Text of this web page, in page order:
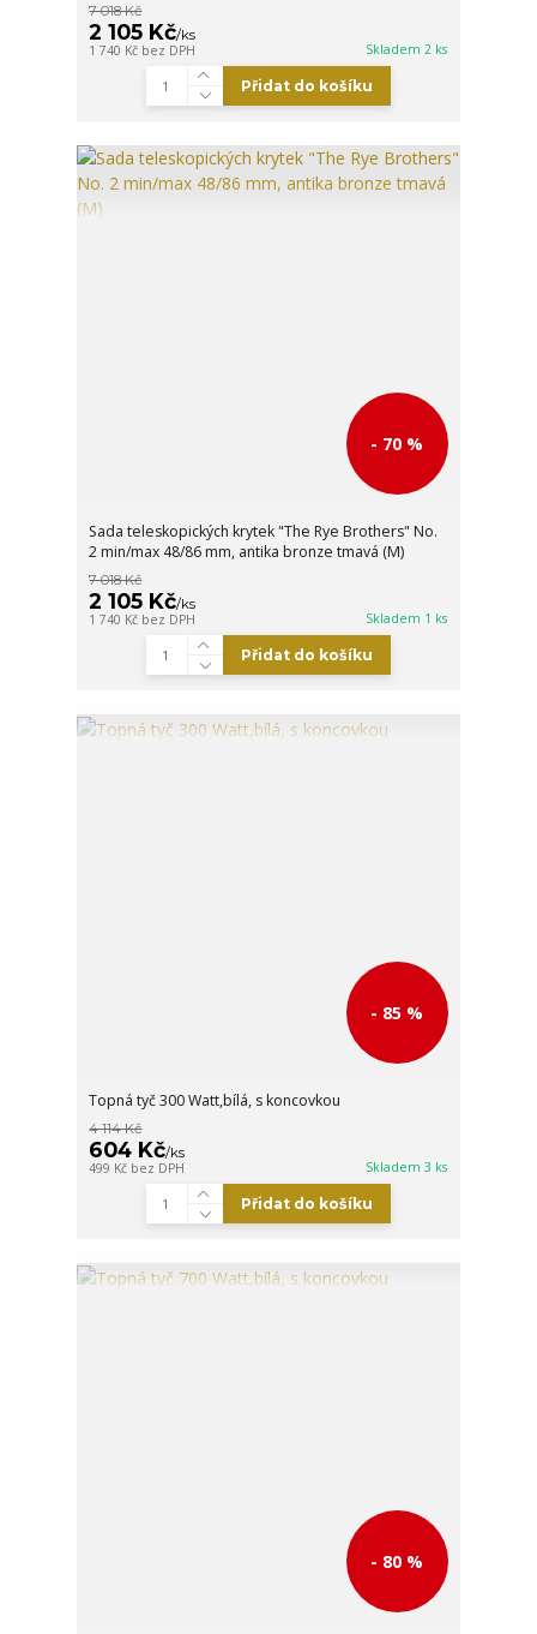
7 018 Kč
2 105 Kč/ks
1 740 Kč bez DPH Skladem 2 ks
Přidat do košíku
- 70 %
Sada teleskopických krytek "The Rye Brothers" No.
2 min/max 48/86 mm, antika bronze tmavá (M)
7 018 Kč
2 105 Kč/ks
1 740 Kč bez DPH Skladem 1 ks
Přidat do košíku
- 85 %
Topná tyč 300 Watt,bílá, s koncovkou
4 114 Kč
604 Kč/ks
499 Kč bez DPH Skladem 3 ks
Přidat do košíku
- 80 %